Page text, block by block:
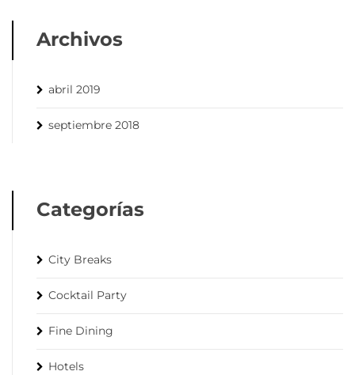
Archivos
abril 2019
septiembre 2018
Categorías
City Breaks
Cocktail Party
Fine Dining
Hotels